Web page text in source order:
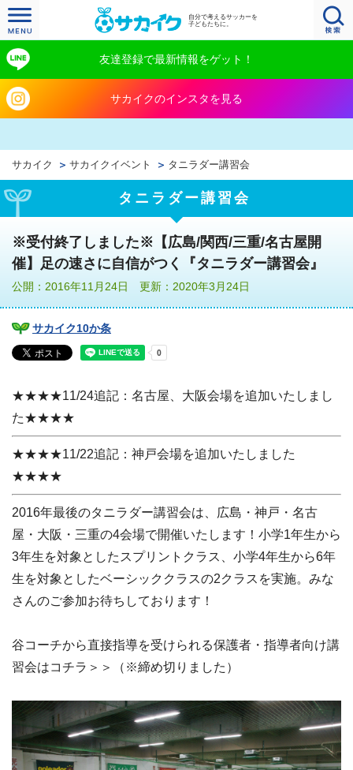
自分で考えるサッカーを
子どもたちに。
友達登録で最新情報をゲット！
サカイクのインスタを見る
サカイク サカイクイベント タニラダー講習会
タニラダー講習会
※受付終了しました※【広島/関西/三重/名古屋開
催】足の速さに自信がつく『タニラダー講習会』
公開：2016年11月24日 更新：2020年3月24日
サカイク10か条
★★★★11/24追記：名古屋、大阪会場を追加いたしまし
た★★★★
★★★★11/22追記：神戸会場を追加いたしました
★★★★
2016年最後のタニラダー講習会は、広島・神戸・名古
屋・大阪・三重の4会場で開催いたします！小学1年生から
3年生を対象としたスプリントクラス、小学4年生から6年
生を対象としたベーシッククラスの2クラスを実施。みな
さんのご参加お待ちしております！
谷コーチから直接指導を受けられる保護者・指導者向け講
習会はコチラ＞＞（※締め切りました）